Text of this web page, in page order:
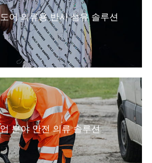
어 의류용 반사 섬유 솔루션
분야 안전 의류 솔루션